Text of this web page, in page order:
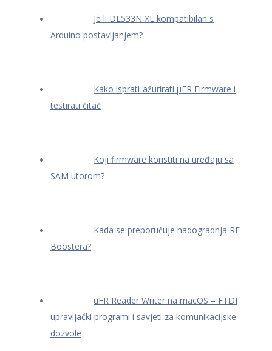
Je li DL533N XL kompatibilan s
Arduino postavljanjem?
Kako isprati-ažurirati μFR Firmware i
testirati čitač
Koji firmware koristiti na uređaju sa
SAM utorom?
Kada se preporučuje nadogradnja RF
Boostera?
uFR Reader Writer na macOS – FTDI
upravljački programi i savjeti za komunikacijske
dozvole